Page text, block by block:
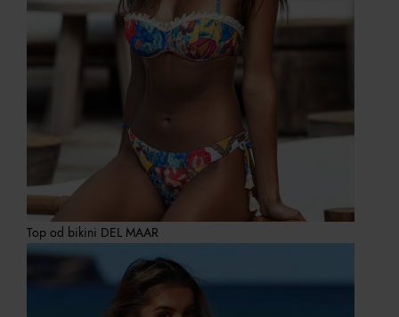
Top od bikini DEL MAAR